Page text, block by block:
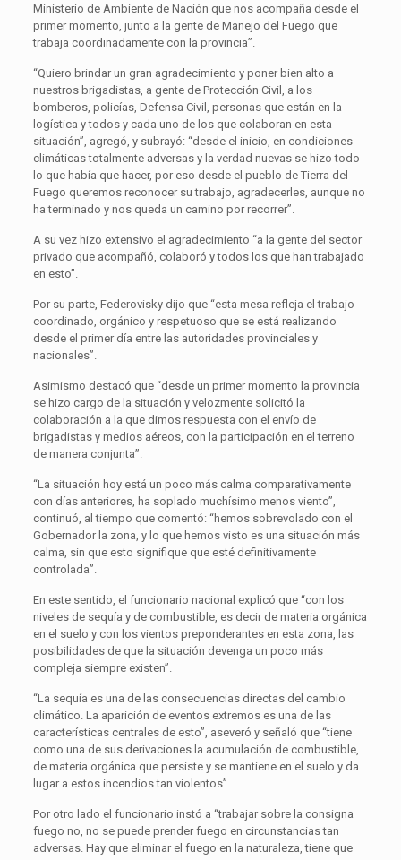
Ministerio de Ambiente de Nación que nos acompaña desde el
primer momento, junto a la gente de Manejo del Fuego que
trabaja coordinadamente con la provincia”.
“Quiero brindar un gran agradecimiento y poner bien alto a
nuestros brigadistas, a gente de Protección Civil, a los
bomberos, policías, Defensa Civil, personas que están en la
logística y todos y cada uno de los que colaboran en esta
situación”, agregó, y subrayó: “desde el inicio, en condiciones
climáticas totalmente adversas y la verdad nuevas se hizo todo
lo que había que hacer, por eso desde el pueblo de Tierra del
Fuego queremos reconocer su trabajo, agradecerles, aunque no
ha terminado y nos queda un camino por recorrer”.
A su vez hizo extensivo el agradecimiento “a la gente del sector
privado que acompañó, colaboró y todos los que han trabajado
en esto”.
Por su parte, Federovisky dijo que “esta mesa refleja el trabajo
coordinado, orgánico y respetuoso que se está realizando
desde el primer día entre las autoridades provinciales y
nacionales”.
Asimismo destacó que “desde un primer momento la provincia
se hizo cargo de la situación y velozmente solicitó la
colaboración a la que dimos respuesta con el envío de
brigadistas y medios aéreos, con la participación en el terreno
de manera conjunta”.
“La situación hoy está un poco más calma comparativamente
con días anteriores, ha soplado muchísimo menos viento”,
continuó, al tiempo que comentó: “hemos sobrevolado con el
Gobernador la zona, y lo que hemos visto es una situación más
calma, sin que esto signifique que esté definitivamente
controlada”.
En este sentido, el funcionario nacional explicó que “con los
niveles de sequía y de combustible, es decir de materia orgánica
en el suelo y con los vientos preponderantes en esta zona, las
posibilidades de que la situación devenga un poco más
compleja siempre existen”.
“La sequía es una de las consecuencias directas del cambio
climático. La aparición de eventos extremos es una de las
características centrales de esto”, aseveró y señaló que “tiene
como una de sus derivaciones la acumulación de combustible,
de materia orgánica que persiste y se mantiene en el suelo y da
lugar a estos incendios tan violentos”.
Por otro lado el funcionario instó a “trabajar sobre la consigna
fuego no, no se puede prender fuego en circunstancias tan
adversas. Hay que eliminar el fuego en la naturaleza, tiene que